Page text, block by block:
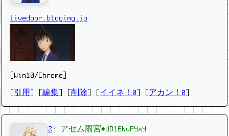
livedoor.blogimg.jp
[Win10/Chrome]
引用 編集 削除 イイネ！0 アカン！0
2 : アセム雨宮◆UD16NvPYxY